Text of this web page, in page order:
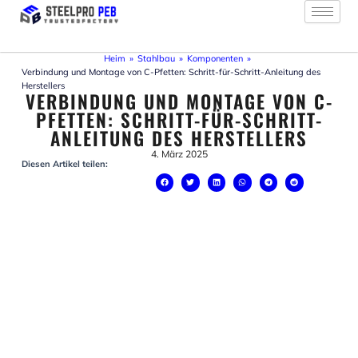
Zum
springen
Heim » Stahlbau » Komponenten »
Verbindung und Montage von C-Pfetten: Schritt-für-Schritt-Anleitung des
Herstellers
VERBINDUNG UND MONTAGE VON C-
PFETTEN: SCHRITT-FÜR-SCHRITT-
ANLEITUNG DES HERSTELLERS
4. März 2025
Diesen Artikel teilen: